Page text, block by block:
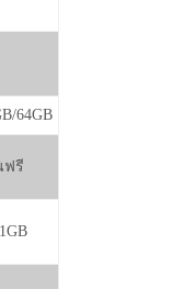
64GB
ฟรี